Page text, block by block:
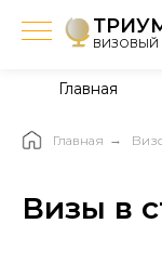
Главная
ВИЗОВЫЙ
Главная →
Визы в